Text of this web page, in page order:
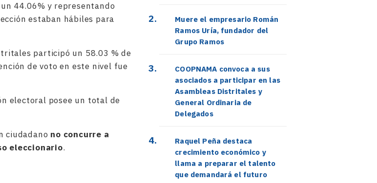
44.06% y representando
estaban hábiles para
participó un 58.03 % de
de voto en este nivel fue
electoral posee un total de
ciudadano no concurre a
eleccionario.
Muere el empresario Román
Ramos Uría, fundador del
Grupo Ramos
COOPNAMA convoca a sus
asociados a participar en las
Asambleas Distritales y
General Ordinaria de
Delegados
Raquel Peña destaca
crecimiento económico y
llama a preparar el talento
que demandará el futuro